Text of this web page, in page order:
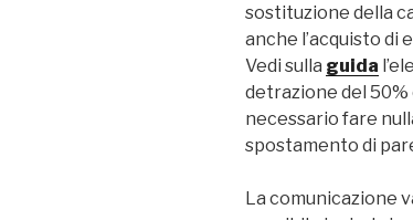
sostituzione della
anche l’acquisto di
Vedi sulla guida
detrazione del
necessario fare
spostamento di
La comunicazione